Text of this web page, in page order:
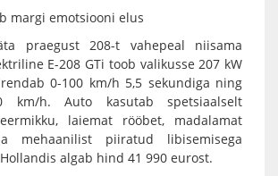
margi emotsiooni elus
praegust 208-t vahepeal niisama
E-208 GTi toob valikusse 207 kW
0-100 km/h 5,5 sekundiga ning
km/h. Auto kasutab spetsiaalselt
laiemat rööbet, madalamat
mehaanilist piiratud libisemisega
algab hind 41 990 eurost.